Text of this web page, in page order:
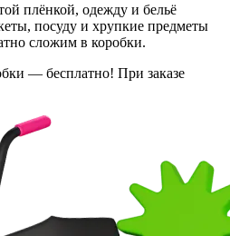
плёнкой, одежду и бельё
посуду и хрупкие предметы
сложим в коробки.
— бесплатно! При заказе